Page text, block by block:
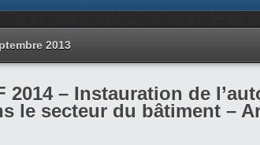
2013
2014 – Instauration de
le secteur du bâtiment –